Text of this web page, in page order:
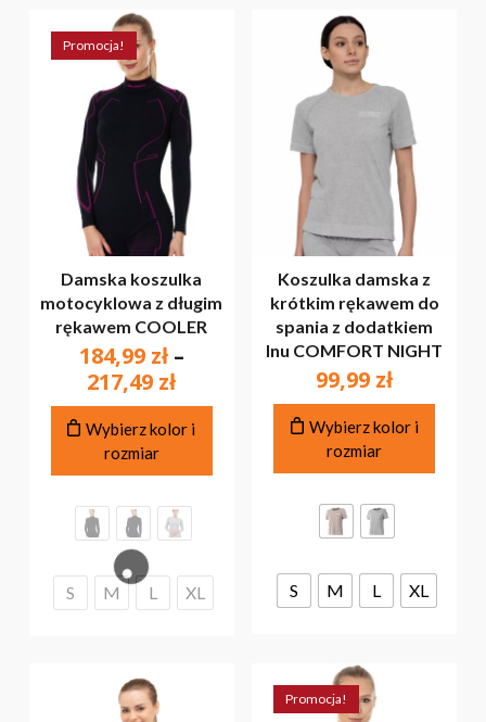
BRAK PRODUKTÓW W KOSZYKU.
PRZEJDŹ DO SKLEPU
Promocja!
Damska koszulka
motocyklowa z długim
rękawem COOLER
184,99 zł –
217,49 złZakres
cen:
od
do
217,49 zł
Wybierz kolor i
rozmiar
wybrać
na
S M L XL
Koszulka damska z
krótkim rękawem do
spania z dodatkiem
lnu COMFORT NIGHT
99,99 zł
Wybierz kolor i
rozmiar
na
S M L XL
Promocja!